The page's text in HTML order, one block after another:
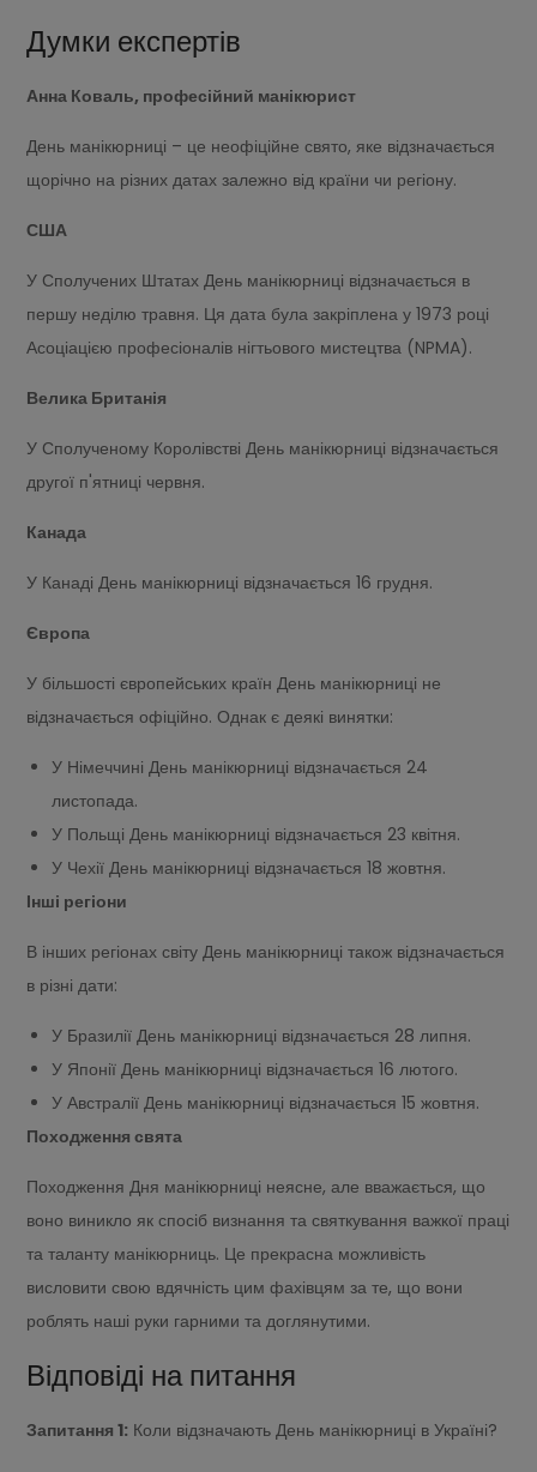
Думки експертів
Анна Коваль, професійний манікюрист
День манікюрниці – це неофіційне свято, яке відзначається
щорічно на різних датах залежно від країни чи регіону.
США
У Сполучених Штатах День манікюрниці відзначається в
першу неділю травня. Ця дата була закріплена у 1973 році
Асоціацією професіоналів нігтьового мистецтва (NPMA).
Велика Британія
У Сполученому Королівстві День манікюрниці відзначається
другої п'ятниці червня.
Канада
У Канаді День манікюрниці відзначається 16 грудня.
Європа
У більшості європейських країн День манікюрниці не
відзначається офіційно. Однак є деякі винятки:
У Німеччині День манікюрниці відзначається 24
листопада.
У Польщі День манікюрниці відзначається 23 квітня.
У Чехії День манікюрниці відзначається 18 жовтня.
Інші регіони
В інших регіонах світу День манікюрниці також відзначається
в різні дати:
У Бразилії День манікюрниці відзначається 28 липня.
У Японії День манікюрниці відзначається 16 лютого.
У Австралії День манікюрниці відзначається 15 жовтня.
Походження свята
Походження Дня манікюрниці неясне, але вважається, що
воно виникло як спосіб визнання та святкування важкої праці
та таланту манікюрниць. Це прекрасна можливість
висловити свою вдячність цим фахівцям за те, що вони
роблять наші руки гарними та доглянутими.
Відповіді на питання
Запитання 1: Коли відзначають День манікюрниці в Україні?